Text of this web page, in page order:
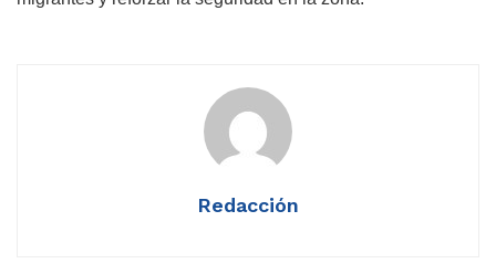
Redacción